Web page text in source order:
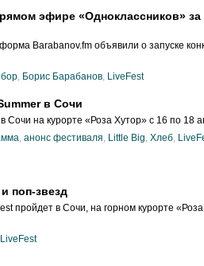
эфире «Одноклассников» за
Barabanov.fm объявили о запуске
Борис Барабанов LiveFest
в Сочи
на курорте «Роза Хутор» с 16 по 18
, анонс фестиваля, Little Big, Хлеб,
поп-звезд
пройдет в Сочи, на горном курорте
LiveFest